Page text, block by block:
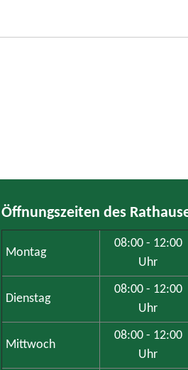
Öffnungszeiten des
Montag
08:00 - 12:00
Uhr
Dienstag
08:00 - 12:00
Uhr
Mittwoch
08:00 - 12:00
Uhr